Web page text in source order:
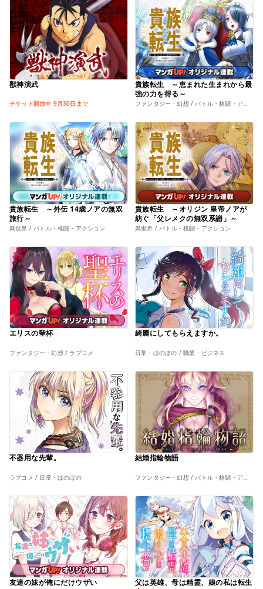
獣神演武
チケット開放中 9月30日まで
貴族転生 ～恵まれた生まれから最
強の力を得る～
ファンタジー・幻想 / バトル・格闘・アクション
貴族転生 ～外伝 14歳ノアの無双
旅行～
異世界 / バトル・格闘・アクション
貴族転生 ～オリジン 皇帝ノアが
紡ぐ「父レメクの無双系譜」～
異世界 / バトル・格闘・アクション
エリスの聖杯
ファンタジー・幻想 / ラブコメ
綺麗にしてもらえますか。
日常・ほのぼの / 職業・ビジネス
不器用な先輩。
ラブコメ / 日常・ほのぼの
結婚指輪物語
友達の妹が俺にだけウザい
父は英雄、母は精霊、娘の私は転生